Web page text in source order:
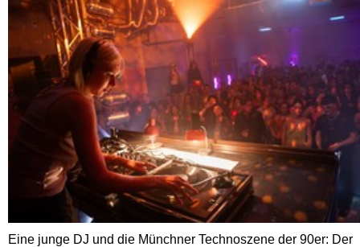
Eine junge DJ und die Münchner Technoszene der 90er: Der